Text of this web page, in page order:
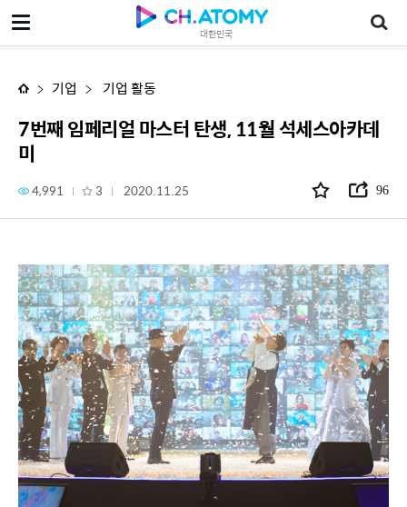
대한민국
7번째 임페리얼 마스터 탄생, 11월 석세스아카데미
기업 기업 활동
7번째 임페리얼 마스터 탄생, 11월 석세스아카데
미
4,991 3 2020.11.25 96